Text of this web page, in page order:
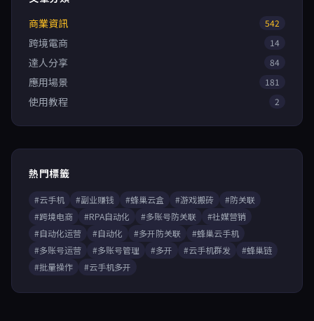
商業資訊
542
跨境電商 14
達人分享 84
應用場景 181
使用教程 2
熱門標籤
#云手机 #副业赚钱 #蜂巢云盒 #游戏搬砖
#防关联
#跨境电商
#RPA自动化 #多账号防关联
#社媒营销
#自动化运营
#自动化 #多开防关联
#蜂巢云手机
#多账号运营
#多账号管理 #多开 #云手机群发
#蜂巢链
#批量操作
#云手机多开